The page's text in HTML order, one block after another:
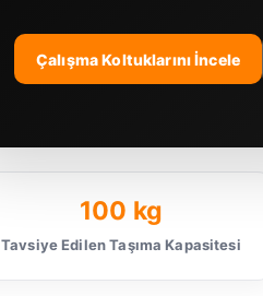
Çalışma Koltuklarını İncele
100 kg
Tavsiye Edilen Taşıma Kapasitesi